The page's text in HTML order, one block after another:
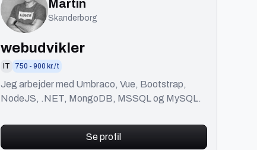
Skanderborg
webudvikler
IT 750 - 900 kr./t
Jeg arbejder med Umbraco, Vue, Bootstrap,
NodeJS, .NET, MongoDB, MSSQL og MySQL.
Se profil